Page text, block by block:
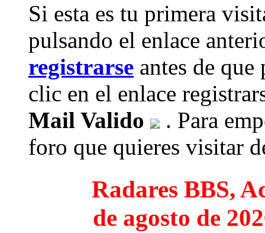
Si esta es tu primera
pulsando el enlace
registrarse antes de que
clic en el enlace
Mail Valido
. Para
foro que quieres visitar
Radares BBS,
de agosto de